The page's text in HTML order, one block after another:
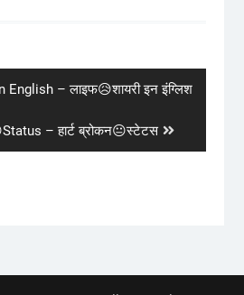
– लाइफ😥शायरी इन इंग्लिश
– हार्ट ब्रोकन😐स्टेटस